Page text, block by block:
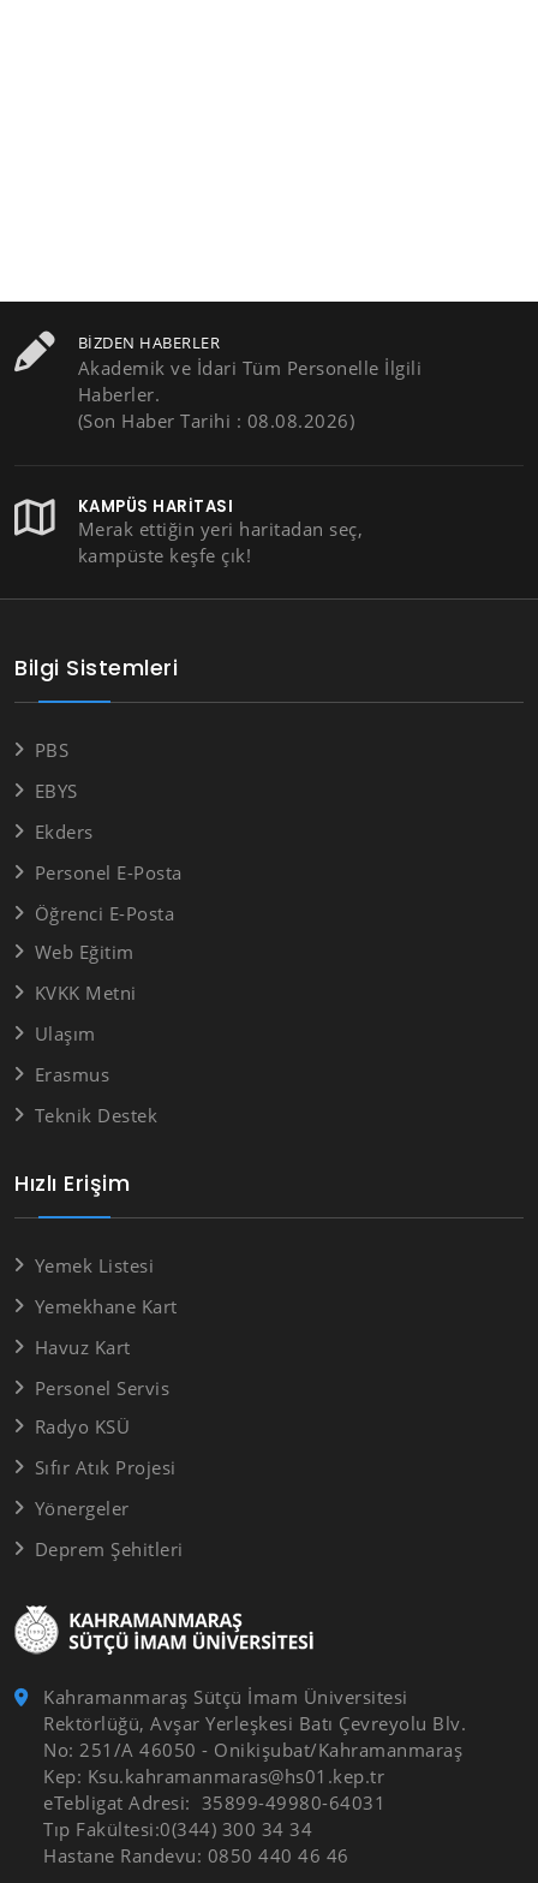
BIZDEN HABERLER
Akademik ve İdari Tüm Personelle İlgili
Haberler.
(Son Haber Tarihi : 08.08.2026)
KAMPÜS HARITASI
Merak ettiğin yeri haritadan seç,
kampüste keşfe çık!
Kahramanmaraş Sütçü İmam Üniversitesi
Rektörlüğü, Avşar Yerleşkesi Batı Çevreyolu Blv.
No: 251/A 46050 - Onikişubat/Kahramanmaraş
Kep: Ksu.kahramanmaras@hs01.kep.tr
eTebligat Adresi: 35899-49980-64031
Tıp Fakültesi:0(344) 300 34 34
Hastane Randevu: 0850 440 46 46
Hızlı Erişim
Yemek Listesi
Yemekhane Kart
Havuz Kart
Personel Servis
Radyo KSÜ
Sıfır Atık Projesi
Yönergeler
Deprem Şehitleri
Bilgi Sistemleri
PBS
EBYS
Ekders
Personel E-Posta
Öğrenci E-Posta
Web Eğitim
KVKK Metni
Ulaşım
Erasmus
Teknik Destek